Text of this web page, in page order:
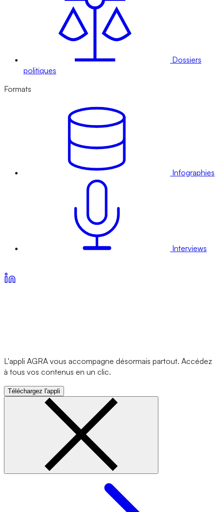
Dossiers
politiques
Formats
Infographies
Interviews
L'appli AGRA vous accompagne désormais partout. Accédez
à tous vos contenus en un clic.
Téléchargez l'appli